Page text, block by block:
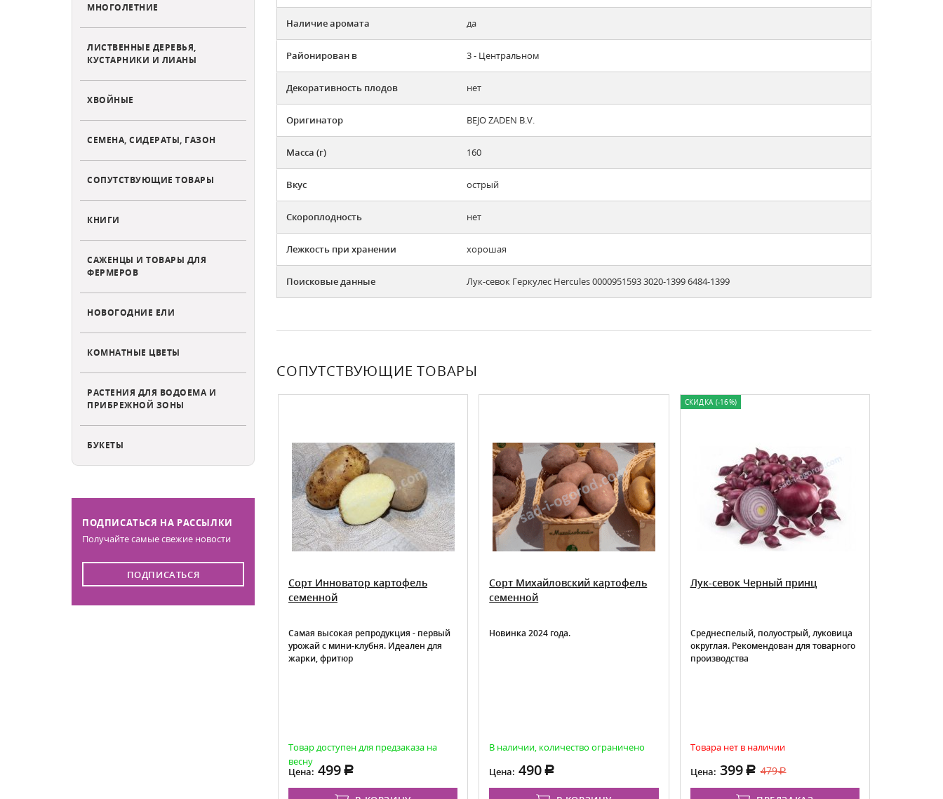
МНОГОЛЕТНИЕ
ЛИСТВЕННЫЕ ДЕРЕВЬЯ,
КУСТАРНИКИ И ЛИАНЫ
ХВОЙНЫЕ
СЕМЕНА, СИДЕРАТЫ, ГАЗОН
СОПУТСТВУЮЩИЕ ТОВАРЫ
КНИГИ
САЖЕНЦЫ И ТОВАРЫ ДЛЯ
ФЕРМЕРОВ
НОВОГОДНИЕ ЕЛИ
КОМНАТНЫЕ ЦВЕТЫ
РАСТЕНИЯ ДЛЯ ВОДОЕМА И
ПРИБРЕЖНОЙ ЗОНЫ
БУКЕТЫ
ПОДПИСАТЬСЯ НА РАССЫЛКИ
Получайте самые свежие новости
ПОДПИСАТЬСЯ
Наличие аромата да
Районирован в 3 - Центральном
Декоративность плодов нет
Оригинатор BEJO ZADEN B.V.
Масса (г) 160
Вкус острый
Скороплодность нет
Лежкость при хранении хорошая
Поисковые данные Лук-севок Геркулес Hercules 0000951593 3020-1399 6484-1399
СОПУТСТВУЮЩИЕ ТОВАРЫ
ХИТ ПРОДАЖ
Лук-севок Стурон Sturon
Сорт Инноватор картофель
семенной
Самая высокая репродукция - первый
урожай с мини-клубня. Идеален для
жарки, фритюр
Товар доступен для предзаказа на
весну
Цена: 499
Сорт Михайловский картофель
семенной
Новинка 2024 года.
В наличии, количество ограничено
Цена: 490
СКИДКА (-16%)
Лук-севок Черный принц
Среднеспелый, полуострый, луковица
округлая. Рекомендован для товарного
производства
Товара нет в наличии
Цена: 399 479